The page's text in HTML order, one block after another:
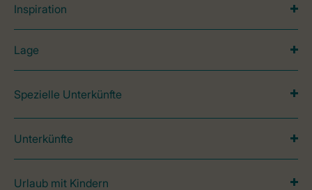
Inspiration
Lage
Spezielle Unterkünfte
Unterkünfte
Urlaub mit Kindern